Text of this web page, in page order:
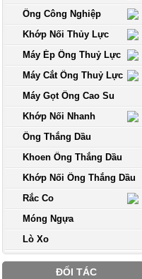
Ống Công Nghiệp
Khớp Nối Thủy Lực
Máy Ép Ống Thuỷ Lực
Máy Cắt Ống Thuỷ Lực
Máy Gọt Ống Cao Su
Khớp Nối Nhanh
Ống Thắng Dầu
Khoen Ống Thắng Dầu
Khớp Nối Ống Thắng Dầu
Rắc Co
Móng Ngựa
Lò Xo
ĐỐI TÁC